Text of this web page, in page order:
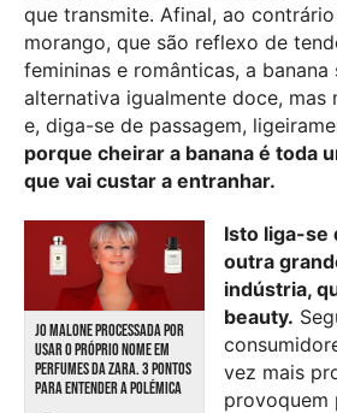
que transmite. Afinal, ao
morango, que são reflexo de
femininas e românticas, a banana
alternativa igualmente doce, mas
e, diga-se de passagem,
porque cheirar a banana é toda
que vai custar a entranhar.
JO MALONE PROCESSADA POR
USAR O PRÓPRIO NOME EM
PERFUMES DA ZARA. 3 PONTOS
PARA ENTENDER A POLÉMICA
Isto liga-se
outra
indústria,
beauty.
vez mais
provoquem